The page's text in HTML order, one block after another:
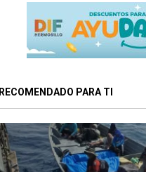
RECOMENDADO PARA TI